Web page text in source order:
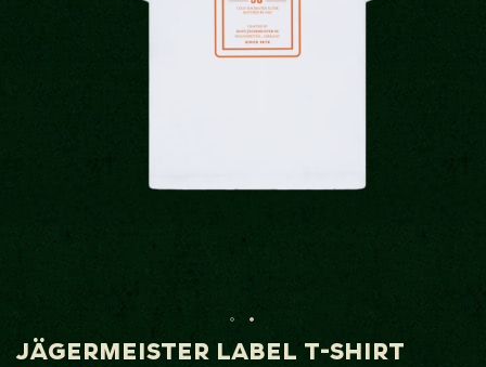
Zum
JÄGERMEISTER LABEL T-SHIRT